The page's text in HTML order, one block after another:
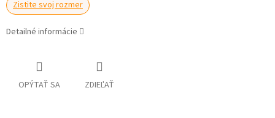
Zistite svoj rozmer
Detailné informácie
OPÝTAŤ SA ZDIEĽAŤ